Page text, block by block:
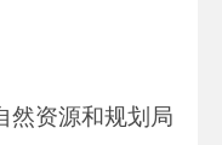
然资源和规划局